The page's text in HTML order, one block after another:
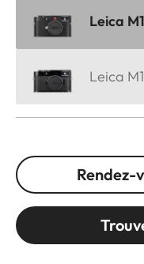
Leica
Leica
Rendez-